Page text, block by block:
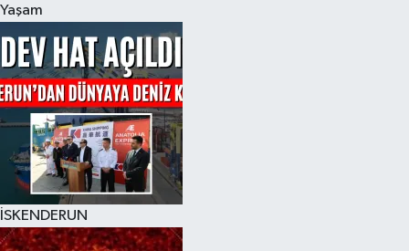
Yaşam
İSKENDERUN